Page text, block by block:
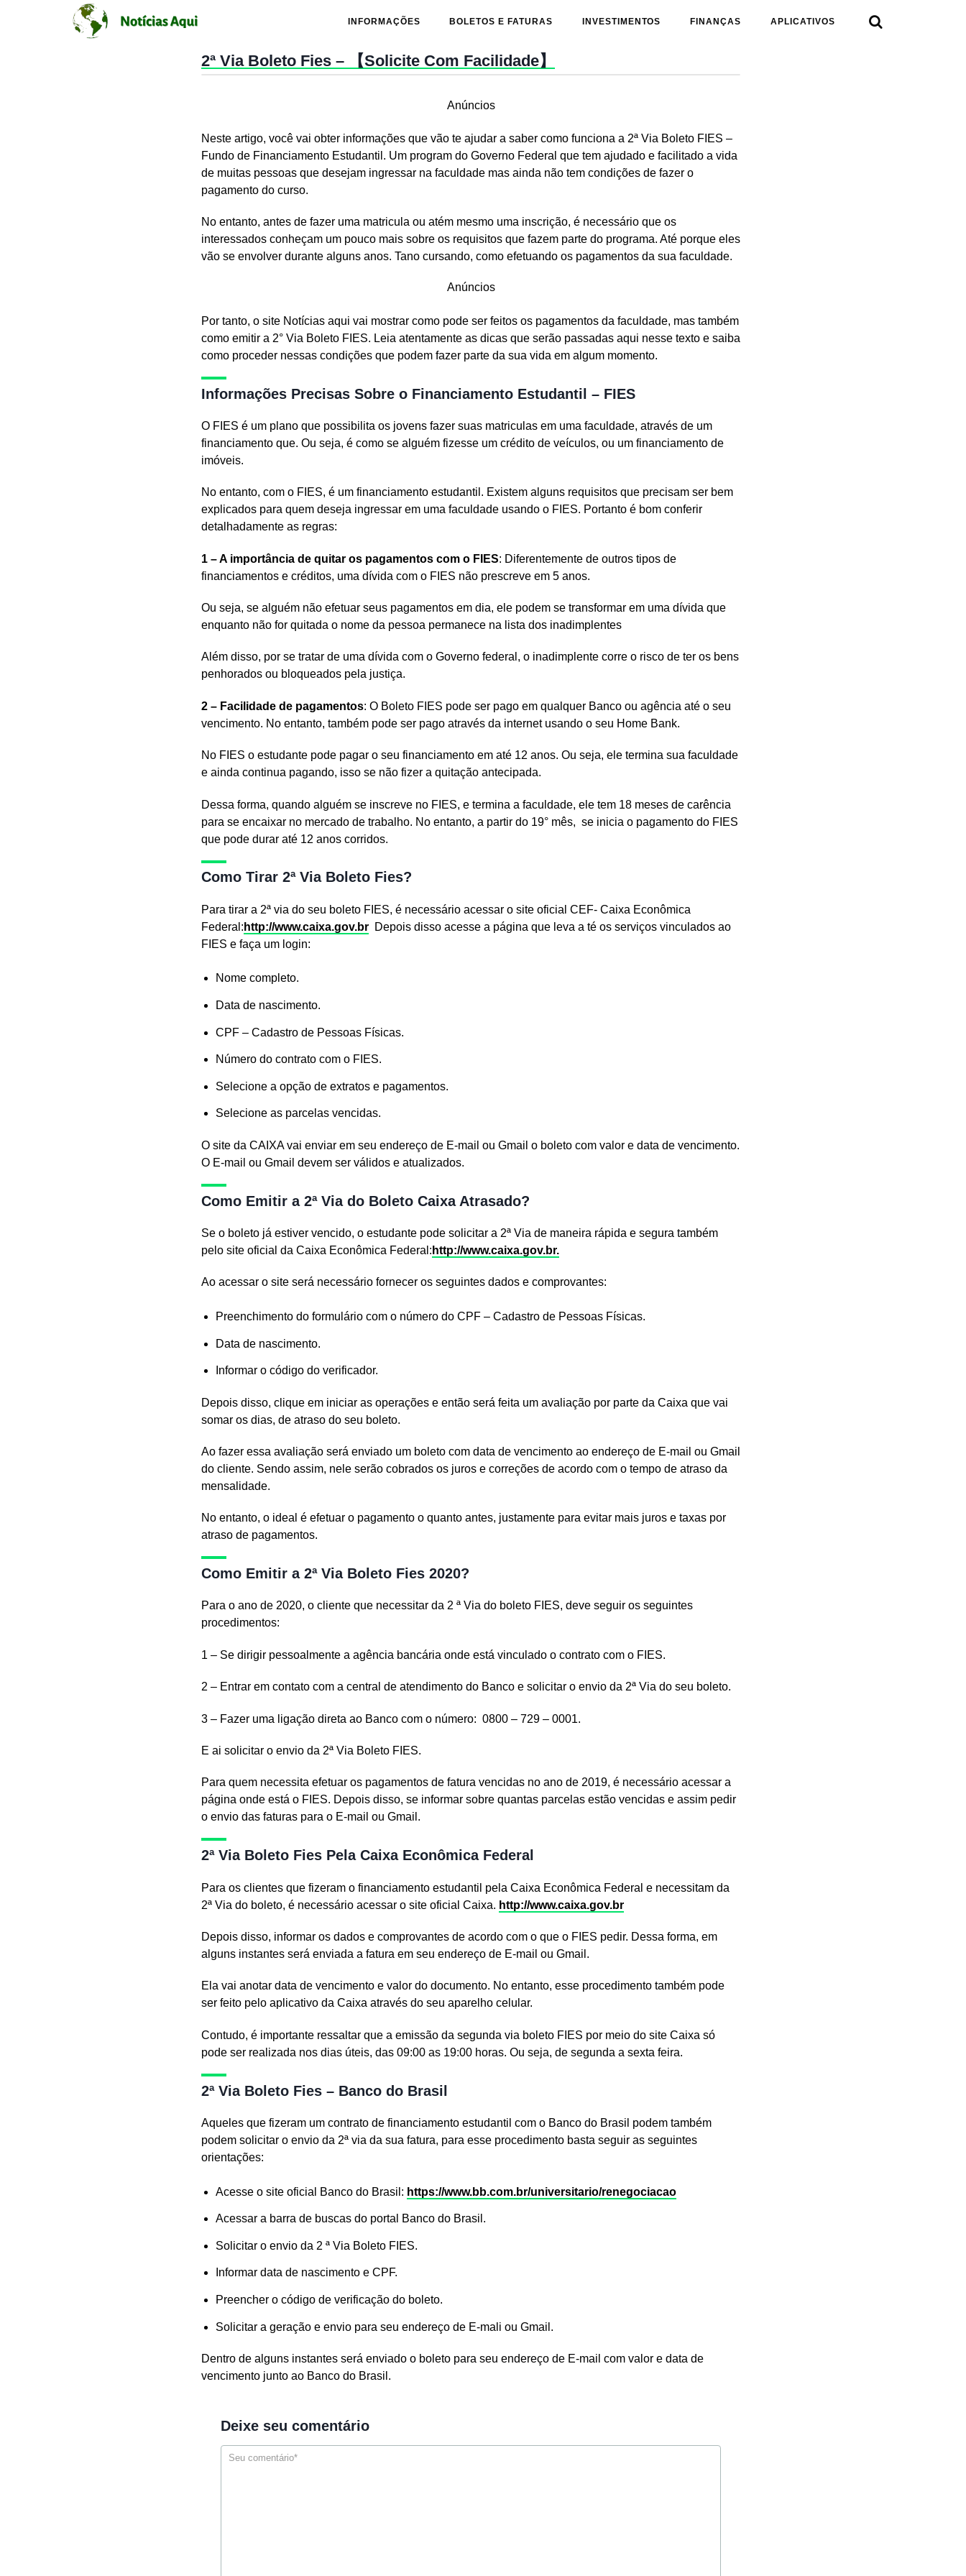
INFORMAÇÕES BOLETOS E FATURAS INVESTIMENTOS FINANÇAS APLICATIVOS 
2ª Via Boleto Fies – 【Solicite Com Facilidade】
Anúncios
Neste artigo, você vai obter informações que vão te ajudar a saber como funciona a 2ª Via Boleto FIES –
Fundo de Financiamento Estudantil. Um program do Governo Federal que tem ajudado e facilitado a vida
de muitas pessoas que desejam ingressar na faculdade mas ainda não tem condições de fazer o
pagamento do curso.
No entanto, antes de fazer uma matricula ou atém mesmo uma inscrição, é necessário que os
interessados conheçam um pouco mais sobre os requisitos que fazem parte do programa. Até porque eles
vão se envolver durante alguns anos. Tano cursando, como efetuando os pagamentos da sua faculdade.
Anúncios
Por tanto, o site Notícias aqui vai mostrar como pode ser feitos os pagamentos da faculdade, mas também
como emitir a 2° Via Boleto FIES. Leia atentamente as dicas que serão passadas aqui nesse texto e saiba
como proceder nessas condições que podem fazer parte da sua vida em algum momento.
Informações Precisas Sobre o Financiamento Estudantil – FIES
O FIES é um plano que possibilita os jovens fazer suas matriculas em uma faculdade, através de um
financiamento que. Ou seja, é como se alguém fizesse um crédito de veículos, ou um financiamento de
imóveis.
No entanto, com o FIES, é um financiamento estudantil. Existem alguns requisitos que precisam ser bem
explicados para quem deseja ingressar em uma faculdade usando o FIES. Portanto é bom conferir
detalhadamente as regras:
1 – A importância de quitar os pagamentos com o FIES: Diferentemente de outros tipos de
financiamentos e créditos, uma dívida com o FIES não prescreve em 5 anos.
Ou seja, se alguém não efetuar seus pagamentos em dia, ele podem se transformar em uma dívida que
enquanto não for quitada o nome da pessoa permanece na lista dos inadimplentes
Além disso, por se tratar de uma dívida com o Governo federal, o inadimplente corre o risco de ter os bens
penhorados ou bloqueados pela justiça.
2 – Facilidade de pagamentos: O Boleto FIES pode ser pago em qualquer Banco ou agência até o seu
vencimento. No entanto, também pode ser pago através da internet usando o seu Home Bank.
No FIES o estudante pode pagar o seu financiamento em até 12 anos. Ou seja, ele termina sua faculdade
e ainda continua pagando, isso se não fizer a quitação antecipada.
Dessa forma, quando alguém se inscreve no FIES, e termina a faculdade, ele tem 18 meses de carência
para se encaixar no mercado de trabalho. No entanto, a partir do 19° mês, se inicia o pagamento do FIES
que pode durar até 12 anos corridos.
Como Tirar 2ª Via Boleto Fies?
Para tirar a 2ª via do seu boleto FIES, é necessário acessar o site oficial CEF- Caixa Econômica
Federal: http://www.caixa.gov.br Depois disso acesse a página que leva a té os serviços vinculados ao
FIES e faça um login:
Nome completo.
Data de nascimento.
CPF – Cadastro de Pessoas Físicas.
Número do contrato com o FIES.
Selecione a opção de extratos e pagamentos.
Selecione as parcelas vencidas.
O site da CAIXA vai enviar em seu endereço de E-mail ou Gmail o boleto com valor e data de vencimento.
O E-mail ou Gmail devem ser válidos e atualizados.
Como Emitir a 2ª Via do Boleto Caixa Atrasado?
Se o boleto já estiver vencido, o estudante pode solicitar a 2ª Via de maneira rápida e segura também
pelo site oficial da Caixa Econômica Federal: http://www.caixa.gov.br.
Ao acessar o site será necessário fornecer os seguintes dados e comprovantes:
Preenchimento do formulário com o número do CPF – Cadastro de Pessoas Físicas.
Data de nascimento.
Informar o código do verificador.
Depois disso, clique em iniciar as operações e então será feita um avaliação por parte da Caixa que vai
somar os dias, de atraso do seu boleto.
Ao fazer essa avaliação será enviado um boleto com data de vencimento ao endereço de E-mail ou Gmail
do cliente. Sendo assim, nele serão cobrados os juros e correções de acordo com o tempo de atraso da
mensalidade.
No entanto, o ideal é efetuar o pagamento o quanto antes, justamente para evitar mais juros e taxas por
atraso de pagamentos.
Como Emitir a 2ª Via Boleto Fies 2020?
Para o ano de 2020, o cliente que necessitar da 2 ª Via do boleto FIES, deve seguir os seguintes
procedimentos:
1 – Se dirigir pessoalmente a agência bancária onde está vinculado o contrato com o FIES.
2 – Entrar em contato com a central de atendimento do Banco e solicitar o envio da 2ª Via do seu boleto.
3 – Fazer uma ligação direta ao Banco com o número: 0800 – 729 – 0001.
E ai solicitar o envio da 2ª Via Boleto FIES.
Para quem necessita efetuar os pagamentos de fatura vencidas no ano de 2019, é necessário acessar a
página onde está o FIES. Depois disso, se informar sobre quantas parcelas estão vencidas e assim pedir
o envio das faturas para o E-mail ou Gmail.
2ª Via Boleto Fies Pela Caixa Econômica Federal
Para os clientes que fizeram o financiamento estudantil pela Caixa Econômica Federal e necessitam da
2ª Via do boleto, é necessário acessar o site oficial Caixa. http://www.caixa.gov.br
Depois disso, informar os dados e comprovantes de acordo com o que o FIES pedir. Dessa forma, em
alguns instantes será enviada a fatura em seu endereço de E-mail ou Gmail.
Ela vai anotar data de vencimento e valor do documento. No entanto, esse procedimento também pode
ser feito pelo aplicativo da Caixa através do seu aparelho celular.
Contudo, é importante ressaltar que a emissão da segunda via boleto FIES por meio do site Caixa só
pode ser realizada nos dias úteis, das 09:00 as 19:00 horas. Ou seja, de segunda a sexta feira.
2ª Via Boleto Fies – Banco do Brasil
Aqueles que fizeram um contrato de financiamento estudantil com o Banco do Brasil podem também
podem solicitar o envio da 2ª via da sua fatura, para esse procedimento basta seguir as seguintes
orientações:
Acesse o site oficial Banco do Brasil: https://www.bb.com.br/universitario/renegociacao
Acessar a barra de buscas do portal Banco do Brasil.
Solicitar o envio da 2 ª Via Boleto FIES.
Informar data de nascimento e CPF.
Preencher o código de verificação do boleto.
Solicitar a geração e envio para seu endereço de E-mali ou Gmail.
Dentro de alguns instantes será enviado o boleto para seu endereço de E-mail com valor e data de
vencimento junto ao Banco do Brasil.
Deixe seu comentário